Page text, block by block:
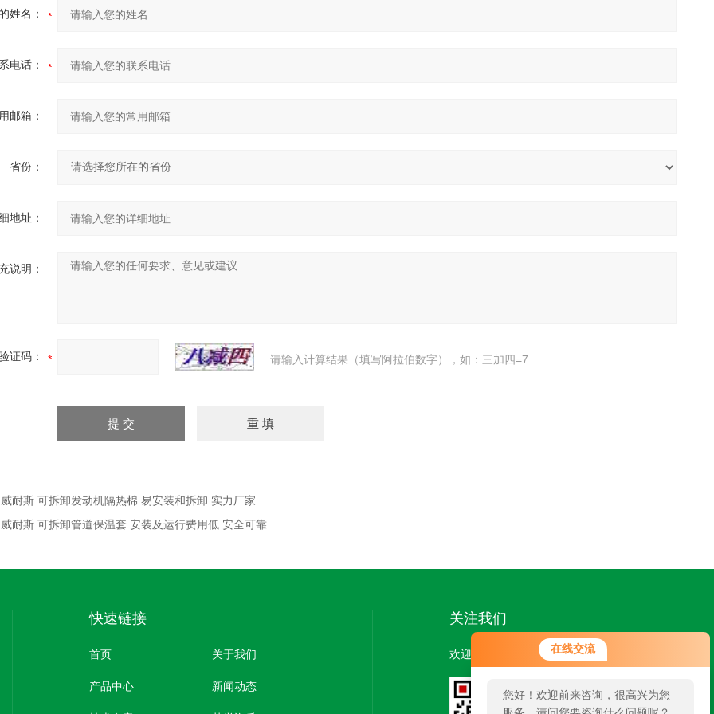
在线交流
您好！欢迎前来咨询，很高兴为您
姓名：
电话：
邮箱：
省份：
地址：
说明：
证码： 请输入计算结果（填写阿拉伯数字），如：三加四=7
威耐斯 可拆卸发动机隔热棉 易安装和拆卸 实力厂家
威耐斯 可拆卸管道保温套 安装及运行费用低 安全可靠
快速链接
首页 关于我们
产品中心 新闻动态
关注我们
欢迎您关注我们的微信公众号了解更多信息：